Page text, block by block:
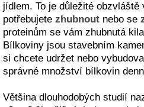
jídlem. To je důležité obzvláště
potřebujete zhubnout nebo se
proteinům se vám zhubnutá
Bílkoviny jsou stavebním
si chcete udržet nebo
správné množství bílkovin
Většina dlouhodobých studií